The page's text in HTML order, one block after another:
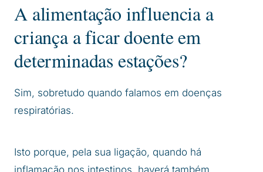
A alimentação influencia a
criança a ficar doente em
determinadas estações?
Sim, sobretudo quando falamos em doenças
respiratórias.
Isto porque, pela sua ligação, quando há
inflamação nos intestinos, haverá também